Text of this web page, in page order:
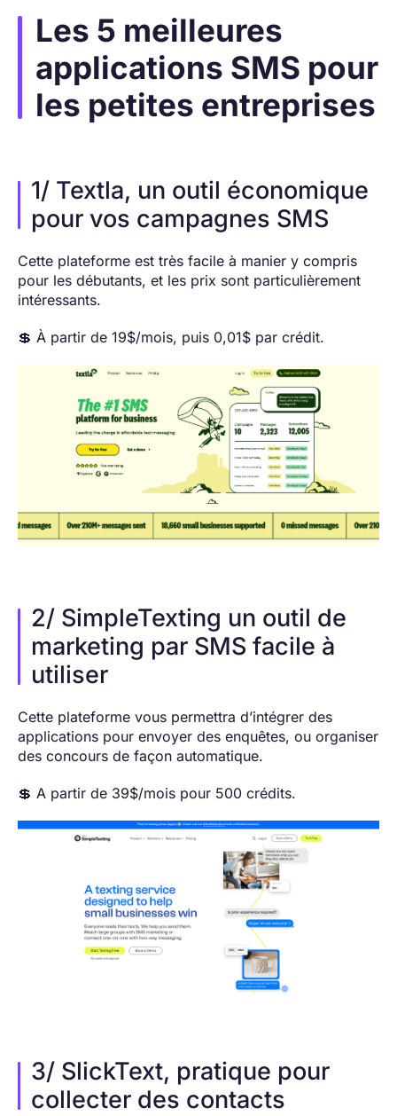
Les 5 meilleures
applications SMS pour
les petites entreprises
1/ Textla, un outil économique
pour vos campagnes SMS
Cette plateforme est très facile à manier y compris
pour les débutants, et les prix sont particulièrement
intéressants.
💲 À partir de 19$/mois, puis 0,01$ par crédit.
2/ SimpleTexting un outil de
marketing par SMS facile à
utiliser
Cette plateforme vous permettra d’intégrer des
applications pour envoyer des enquêtes, ou organiser
des concours de façon automatique.
💲 A partir de 39$/mois pour 500 crédits.
3/ SlickText, pratique pour
collecter des contacts